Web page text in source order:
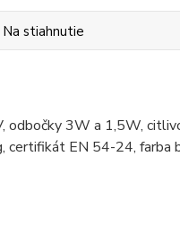
Na stiahnutie
odbočky 3W a 1,5W,
certifikát EN 54-24, farba